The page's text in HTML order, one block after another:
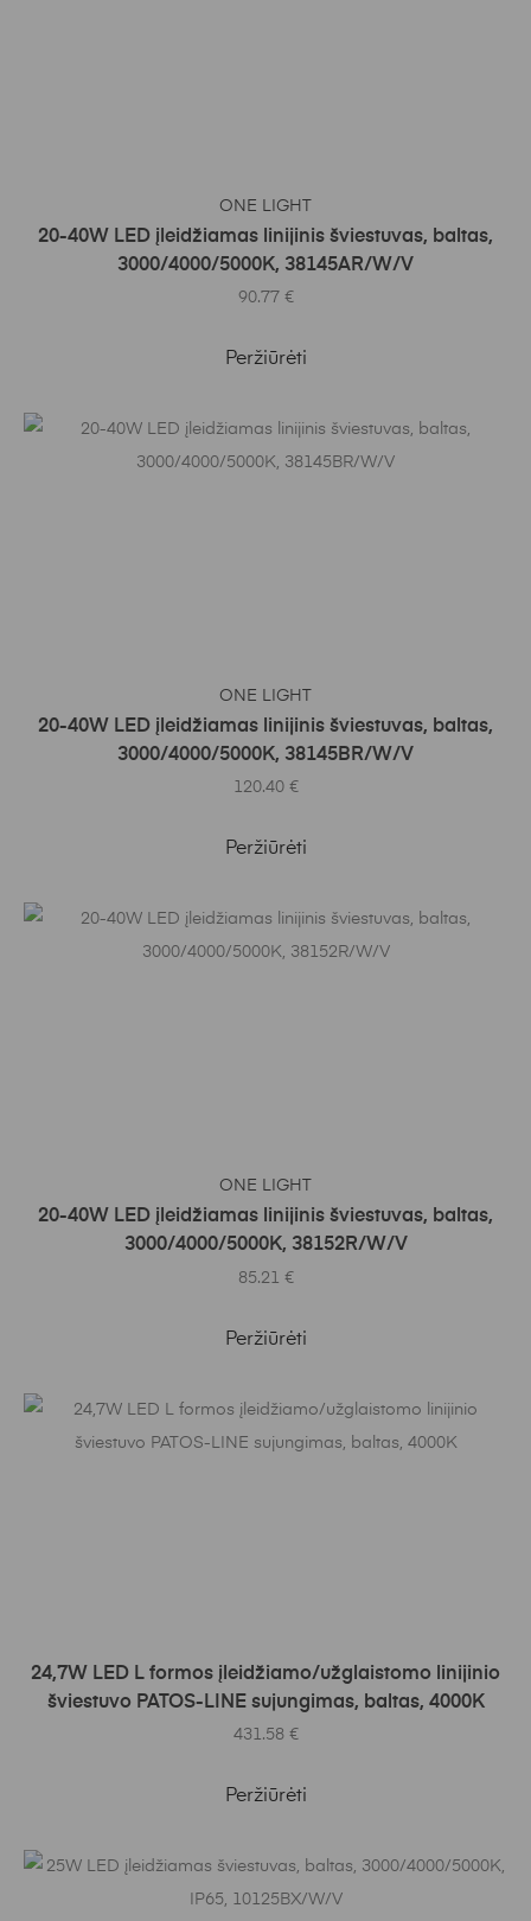
ONE LIGHT
20-40W LED įleidžiamas linijinis šviestuvas, baltas,
3000/4000/5000K, 38145AR/W/V
90.77 €
Peržiūrėti
ONE LIGHT
20-40W LED įleidžiamas linijinis šviestuvas, baltas,
3000/4000/5000K, 38145BR/W/V
120.40 €
Peržiūrėti
ONE LIGHT
20-40W LED įleidžiamas linijinis šviestuvas, baltas,
3000/4000/5000K, 38152R/W/V
85.21 €
Peržiūrėti
Į KREPŠELĮ
24,7W LED L formos įleidžiamo/užglaistomo linijinio
šviestuvo PATOS-LINE sujungimas, baltas, 4000K
431.58 €
Peržiūrėti